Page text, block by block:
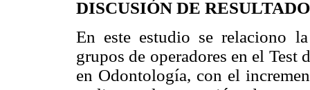
DISCUSIÓN DE
En este estudio se relaciono
grupos de operadores en el
en Odontología, con el